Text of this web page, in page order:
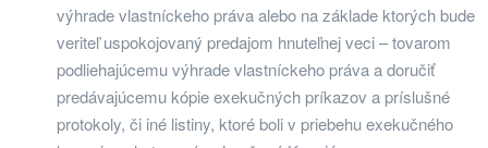
výhrade vlastníckeho práva alebo na základe ktorých bude
veriteľ uspokojovaný predajom hnuteľnej veci – tovarom
podliehajúcemu výhrade vlastníckeho práva a doručiť
predávajúcemu kópie exekučných príkazov a príslušné
protokoly, či iné listiny, ktoré boli v priebehu exekučného